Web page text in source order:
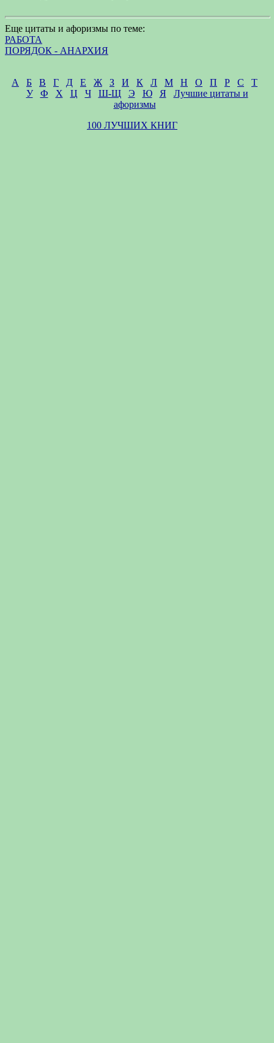
Еще цитаты и афоризмы по теме:
РАБОТА
ПОРЯДОК - АНАРХИЯ
А Б В Г Д Е Ж З И К Л М Н О П Р С
Т
У
Ф Х Ц Ч Ш-Щ Э Ю Я
Лучшие цитаты и
афоризмы
100 ЛУЧШИХ КНИГ